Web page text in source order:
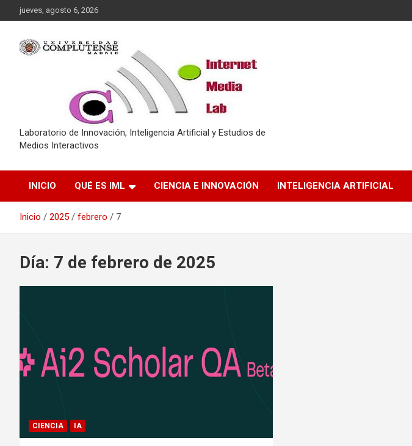
Saltar
al
jueves, agosto 6, 2026
Laboratorio de Innovación, Inteligencia Artificial y Estudios de
Medios Interactivos
INICIO QUÉ ES IML CIENCIA E INNOVACIÓN INTELIGENCIA ARTIFICIAL
Inicio 2025 febrero 7
Día: 7 de febrero de 2025
CIENCIA IA